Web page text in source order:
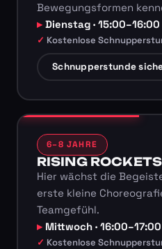
Bewegungsformen
Dienstag · 15:00–16:00
Kostenlose
Schnupperstunde
6–8 JAHRE
RISING ROCKETS
Hier wächst die
erste kleine
Teamgefühl.
Mittwoch ·
Kostenlose